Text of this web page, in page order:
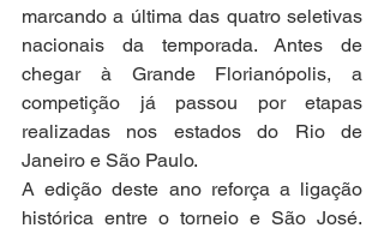
marcando a última das quatro seletivas
nacionais da temporada. Antes de
chegar à Grande Florianópolis, a
competição já passou por etapas
realizadas nos estados do Rio de
Janeiro e São Paulo.
A edição deste ano reforça a ligação
histórica entre o torneio e São José.